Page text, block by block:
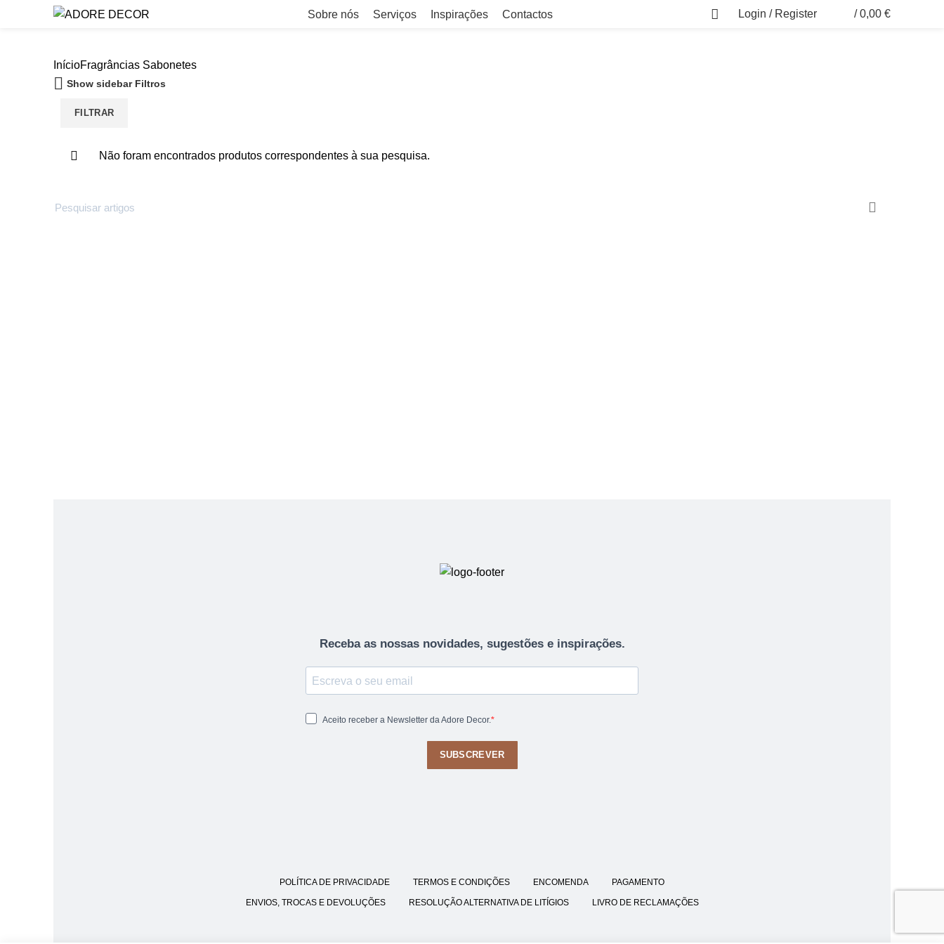
Sobre nós Serviços Inspirações Contactos Login / Register / 0,00 €
InícioFragrâncias Sabonetes
Show sidebar Filtros
FILTRAR
Não foram encontrados produtos correspondentes à sua pesquisa.
Receba as nossas novidades, sugestões e inspirações.
Aceito receber a Newsletter da Adore Decor.
SUBSCREVER
POLÍTICA DE PRIVACIDADE TERMOS E CONDIÇÕES ENCOMENDA PAGAMENTO
ENVIOS, TROCAS E DEVOLUÇÕES RESOLUÇÃO ALTERNATIVA DE LITÍGIOS LIVRO DE RECLAMAÇÕES